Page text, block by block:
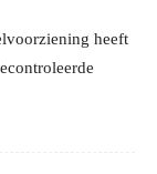
heeft